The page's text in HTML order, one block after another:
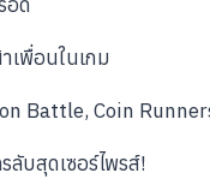
เพื่อนในเกม
Battle, Coin
ลับสุดเซอร์ไพรส์!